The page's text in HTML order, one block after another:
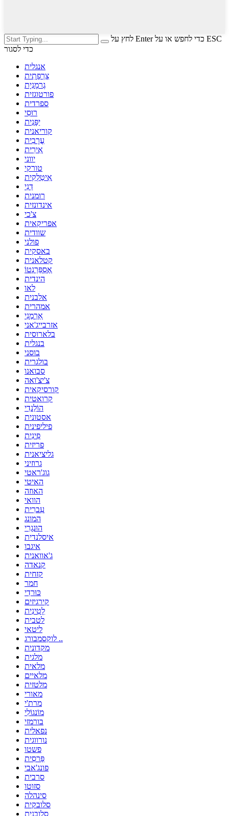
לחץ על Enter כדי לחפש או על ESC
כדי לסגור
אנגלית
צָרְפָתִית
גֶרמָנִיָת
פורטוגזית
ספרדית
רוּסִי
יַפָּנִית
קוריאנית
עֲרָבִית
אִירִית
יווני
טורקי
אִיטַלְקִית
דַנִי
רומנית
אינדונזית
צ'כי
אפריקאית
שוודית
פולני
באסקית
קטלאנית
אֶסְפֵּרַנְטוֹ
הינדית
לאו
אלבנית
אמהרית
אַרְמֶנִי
אזרבייג'אני
בלארוסית
בנגלית
בוסני
בולגרית
סבואנו
צ'יצ'ואה
קורסיקאית
קרואטית
הוֹלַנדִי
אסטונית
פיליפינית
פִינִית
פריזית
גליציאנית
גרוזיני
גוג'ראטי
האיטי
האוזה
הוואי
עִברִית
המונג
הוּנגָרִי
איסלנדית
איגבו
ג'אוואנית
קנאדה
קזחית
חמר
כּוּרדִי
קירגיזים
לָטִינִית
לטבית
ליטאי
לוקסמבורג ..
מקדונית
מלגית
מלאית
מלאיים
מלטזית
מאורי
מרת'י
מוֹנגוֹלִי
בורמזי
נפאלית
נורווגית
פשטו
פַּרסִית
פונג'אבי
סרבית
סזוטו
סינהלה
סלובקית
סלובנית